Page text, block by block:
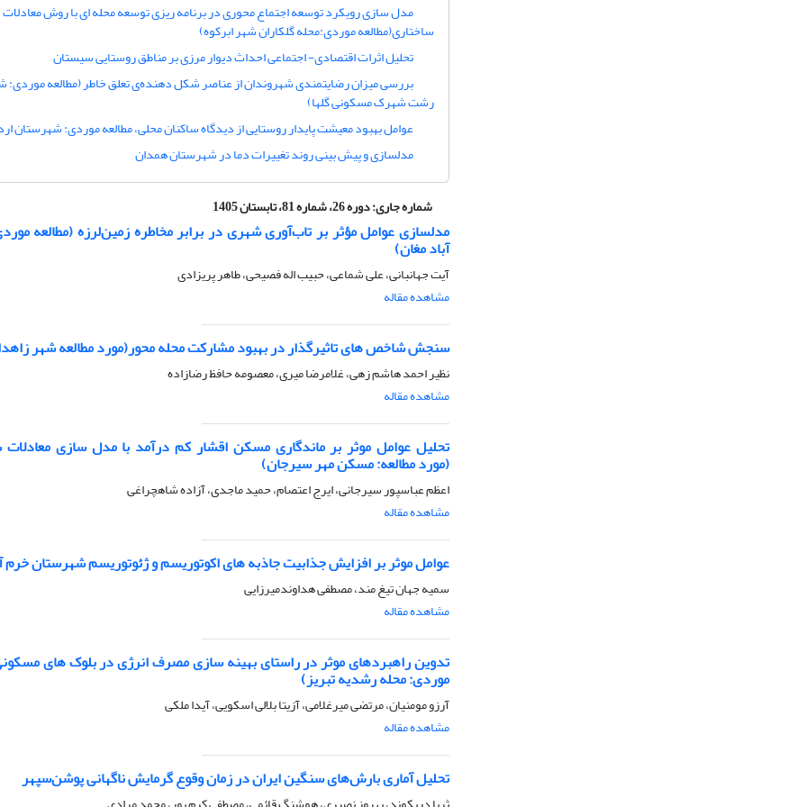
مدل سازی رویکرد توسعه اجتماع محوری در برنامه ریزی توسعه محله ای با روش معادلات
ساختاری(مطالعه موردی:محله گلکاران شهر ابرکوه)
تحلیل اثرات اقتصادی- اجتماعی احداث دیوار مرزی بر مناطق روستایی سیستان
بررسی میزان رضایتمندی شهروندان از عناصر شکل دهنده‌ی تعلق خاطر (مطالعه موردی:
رشت شهرک مسکونی گلها)
عوامل بهبود معیشت پایدار روستایی از دیدگاه ساکنان محلی، مطالعه موردی: شهرستان
مدلسازی و پیش بینی روند تغییرات دما در شهرستان همدان
شماره جاری:دوره 26، شماره 81، تابستان 1405
مدلسازی عوامل مؤثر بر تاب‌آوری شهری در برابر مخاطره زمین‌لرزه (مطالعه
آباد مغان)
آیت جهانبانی، علی شماعی، حبیب اله فصیحی، طاهر پریزادی
مشاهده مقاله
سنجش شاخص های تاثیرگذار در بهبود مشارکت محله محور(مورد مطالعه شهر
نظیر احمد هاشم زهی، غلامرضا میری، معصومه حافظ رضازاده
مشاهده مقاله
تحلیل عوامل موثر بر ماندگاری مسکن اقشار کم درآمد با مدل سازی معادلات
(مورد مطالعه: مسکن مهر سیرجان)
اعظم عباسپور سیرجانی، ایرج اعتصام، حمید ماجدی، آزاده شاهچراغی
مشاهده مقاله
عوامل موثر بر افزایش جذابیت جاذبه های اکوتوریسم و ژئوتوریسم شهرستان خرم
سمیه جهان تیغ مند، مصطفی هداوندمیرزایی
مشاهده مقاله
تدوین راهبردهای موثر در راستای بهینه سازی مصرف انرژی در بلوک های
موردی: محله رشدیه تبریز)
آرزو مومنیان، مرتضی میرغلامی، آزیتا بلالی اسکویی، آیدا ملکی
مشاهده مقاله
تحلیل آماری بارش‌های سنگین ایران در زمان وقوع گرمایش ناگهانی پوشن‌سپهر